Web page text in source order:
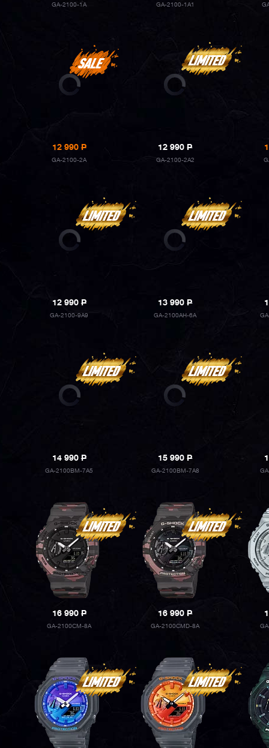
GA-2100-1A GA-2100-1A1
12 990P
GA-2100-2A
12 990P
GA-2100-2A2
12 990P
GA-2100-9A9
13 990P
GA-2100AH-6A
14 990P
GA-2100BM-7A5
15 990P
GA-2100BM-7A8
16 990P
GA-2100CM-8A
16 990P
GA-2100CMD-8A